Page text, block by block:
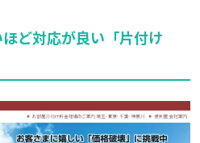
ど対応が良い「片付け